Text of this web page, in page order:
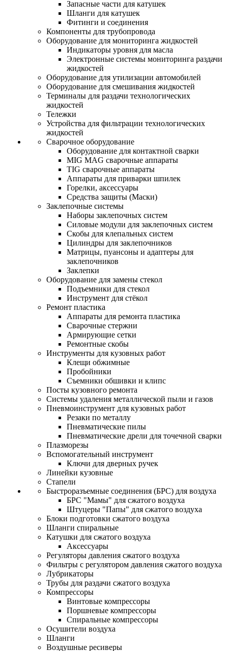
Запасные части для катушек
Шланги для катушек
Фитинги и соединения
Компоненты для трубопровода
Оборудование для мониторинга жидкостей
Индикаторы уровня для масла
Электронные системы мониторинга раздачи
жидкостей
Оборудование для утилизации автомобилей
Оборудование для смешивания жидкостей
Терминалы для раздачи технологических
жидкостей
Тележки
Устройства для фильтрации технологических
жидкостей
Сварочное оборудование
Оборудование для контактной сварки
MIG MAG сварочные аппараты
TIG сварочные аппараты
Аппараты для приварки шпилек
Горелки, аксессуары
Средства защиты (Маски)
Заклепочные системы
Наборы заклепочных систем
Силовые модули для заклепочных систем
Скобы для клепальных систем
Цилиндры для заклепочников
Матрицы, пуансоны и адаптеры для
заклепочников
Заклепки
Оборудование для замены стекол
Подъемники для стекол
Инструмент для стёкол
Ремонт пластика
Аппараты для ремонта пластика
Сварочные стержни
Армирующие сетки
Ремонтные скобы
Инструменты для кузовных работ
Клещи обжимные
Пробойники
Съемники обшивки и клипс
Посты кузовного ремонта
Системы удаления металлической пыли и газов
Пневмоинструмент для кузовных работ
Резаки по металлу
Пневматические пилы
Пневматические дрели для точечной сварки
Плазморезы
Вспомогательный инструмент
Ключи для дверных ручек
Линейки кузовные
Стапели
Быстроразъемные соединения (БРС) для воздуха
БРС "Мамы" для сжатого воздуха
Штуцеры "Папы" для сжатого воздуха
Блоки подготовки сжатого воздуха
Шланги спиральные
Катушки для сжатого воздуха
Аксессуары
Регуляторы давления сжатого воздуха
Фильтры с регулятором давления сжатого воздуха
Лубрикаторы
Трубы для раздачи сжатого воздуха
Компрессоры
Винтовые компрессоры
Поршневые компрессоры
Спиральные компрессоры
Осушители воздуха
Шланги
Воздушные ресиверы